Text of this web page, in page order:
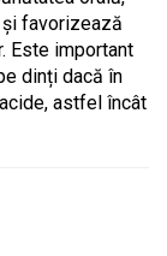
favorizează
Este important
dinți dacă în
astfel încât